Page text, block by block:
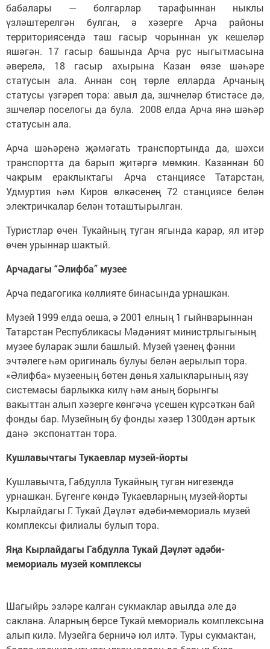
бабалары — болгарлар тарафыннан ныклы
үзләштерелгән булган, ә хәзерге Арча районы
территориясендә таш гасыр чорыннан ук кешеләр
яшәгән. 17 гасыр башында Арча рус ныгытмасына
әверелә, 18 гасыр ахырына Казан өязе шәһәре
статусын ала. Аннан соң төрле елларда Арчаның
статусы үзгәреп тора: авыл да, зшчнеләр бтистәсе дә,
зшчеләр поселогы да була. 2008 елда Арча янә шәһәр
статусын ала.
Арча шәһәренә җәмәгать транспортында да, шәхси
транспортта да барып җитәргә мөмкин. Казаннан 60
чакрым ераклыктагы Арча станциясе Татарстан,
Удмуртия һәм Киров өлкәсенең 72 станциясе белән
электричкалар белән тоташтырылган.
Туристлар өчен Тукайның туган ягында карар, ял итәр
өчен урыннар шактый.
Арчадагы “Әлифба” музее
Арча педагогика көллияте бинасында урнашкан.
Музей 1999 елда оеша, ә 2001 елның 1 гыйнварыннан
Татарстан Республикасы Мәдәният министрлыгының
музее буларак эшли башлый. Музей үзенең фәнни
эчтәлеге һәм оригиналь булуы белән аерылып тора.
«Әлифба» музееның бөтен дөнья халыкларының язу
системасы барлыкка килү һәм аның борынгы
вакыттан алып хәзерге көнгәчә үсешен күрсәткән бай
фонды бар. Музейның бу фонды хәзер 1300дән артык
данә экспонаттан тора.
Кушлавычтагы Тукаевлар музей-йорты
Кушлавычта, Габдулла Тукайның туган нигезендә
урнашкан. Бүгенге көндә Тукаевларның музей-йорты
Кырлайдагы Г. Тукай Дәүләт әдәби-мемориаль музей
комплексы филиалы булып тора.
Яңа Кырлайдагы Габдулла Тукай Дәүләт әдәби-
мемориаль музей комплексы
Шагыйрь эзләре калган сукмаклар авылда әле дә
саклана. Аларның берсе Тукай мемориаль комплексына
алып килә. Музейга берничә юл илтә. Туры сукмактан,